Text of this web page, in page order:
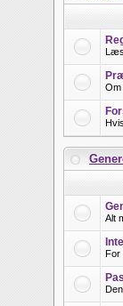
Om
Alt
For